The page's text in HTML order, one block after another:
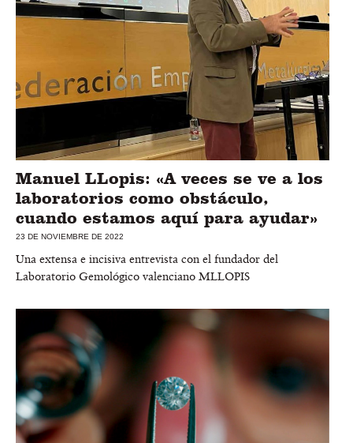
Manuel LLopis: «A veces se ve a los
laboratorios como obstáculo,
cuando estamos aquí para ayudar»
23 DE NOVIEMBRE DE 2022
Una extensa e incisiva entrevista con el fundador del
Laboratorio Gemológico valenciano MLLOPIS